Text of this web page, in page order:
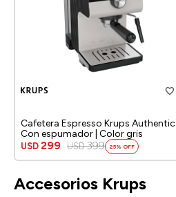
Cafetera Espresso Krups Authentic |
Con espumador | Color gris
USD 299 USD 399 25
Accesorios Krups